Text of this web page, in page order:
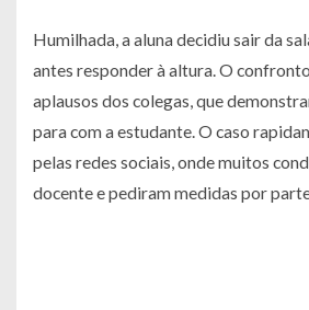
Humilhada, a aluna decidiu sair da
antes responder à altura. O
aplausos dos colegas, que
para com a estudante. O caso
pelas redes sociais, onde muitos
docente e pediram medidas por